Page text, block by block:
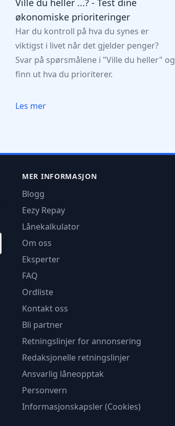
Ville du heller ...? - Test dine
økonomiske prioriteringer
Har du kontroll på hva du synes er
viktigst i livet når det gjelder penger?
Svar på spørsmålene i "Ville du heller" og
finn ut hva du prioriterer.
Les mer
MER INFORMASJON
Blogg
Eezy Repay
Lånekalkulator
Om oss
Eksperter
FAQ
Ordliste
Kontakt oss
Bli partner
Retningslinjer for annonsering
Redaksjonelle retningslinjer
Ansvarlig låneopptak
Personvern
Informasjonskapsler (Cookies)